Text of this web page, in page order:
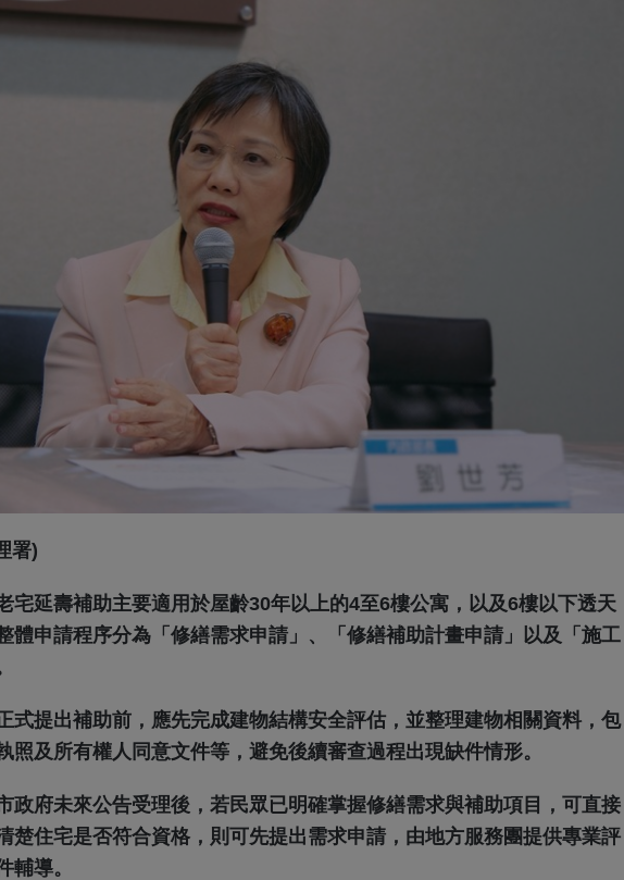
署)
宅延壽補助主要適用於屋齡30年以上的4至6樓公寓，以及6樓以下透天
體申請程序分為「修繕需求申請」、「修繕補助計畫申請」以及「施工
式提出補助前，應先完成建物結構安全評估，並整理建物相關資料，包
照及所有權人同意文件等，避免後續審查過程出現缺件情形。
政府未來公告受理後，若民眾已明確掌握修繕需求與補助項目，可直接
楚住宅是否符合資格，則可先提出需求申請，由地方服務團提供專業評
輔導。